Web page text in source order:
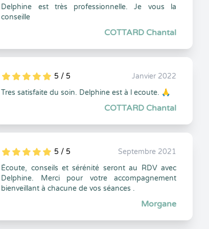
Delphine est très professionnelle. Je vous la
conseille
COTTARD Chantal
5
1
5
0 5 / 5
Janvier 2022
Tres satisfaite du soin. Delphine est à l ecoute. 🙏
COTTARD Chantal
5
1
5
0 5 / 5
Septembre 2021
Écoute, conseils et sérénité seront au RDV avec
Delphine. Merci pour votre accompagnement
bienveillant à chacune de vos séances .
Morgane